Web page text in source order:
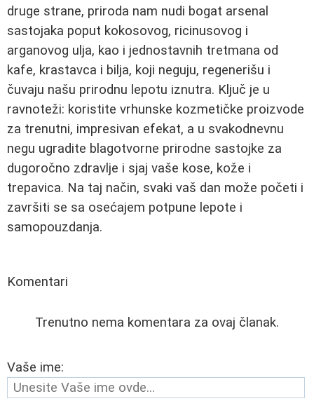
druge strane, priroda nam nudi bogat arsenal
sastojaka poput kokosovog, ricinusovog i
arganovog ulja, kao i jednostavnih tretmana od
kafe, krastavca i bilja, koji neguju, regenerišu i
čuvaju našu prirodnu lepotu iznutra. Ključ je u
ravnoteži: koristite vrhunske kozmetičke proizvode
za trenutni, impresivan efekat, a u svakodnevnu
negu ugradite blagotvorne prirodne sastojke za
dugoročno zdravlje i sjaj vaše kose, kože i
trepavica. Na taj način, svaki vaš dan može početi i
završiti se sa osećajem potpune lepote i
samopouzdanja.
Komentari
Trenutno nema komentara za ovaj članak.
Vaše ime: